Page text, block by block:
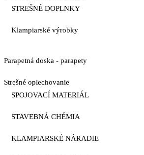
STREŠNÉ DOPLNKY
Klampiarské výrobky
Parapetná doska - parapety
Strešné oplechovanie
SPOJOVACÍ MATERIÁL
STAVEBNÁ CHÉMIA
KLAMPIARSKÉ NÁRADIE